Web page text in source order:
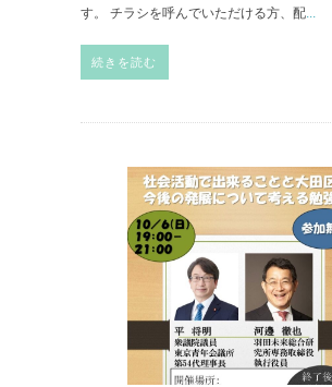
す。 チラシを呼んでいただける方、配
続きを読む